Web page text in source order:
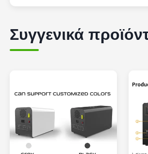
Συγγενικά